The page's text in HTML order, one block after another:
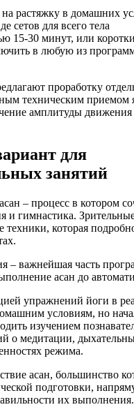
растяжку в домашних
сетов для всего тела
15-30 минут, или
в любую из
проработку
техническим приемом
амплитуды
для
занятий
– процесс в котором
и гимнастика.
техники, которая
– важнейшая часть
асан до
упражнений йоги в
условиям, но
изучением
о медитации,
режима.
асан, большинство
подготовки,
их выполнения.